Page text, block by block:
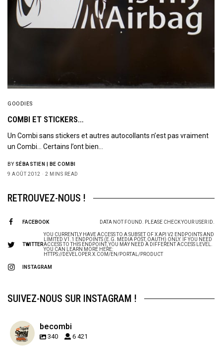
GOODIES
COMBI ET STICKERS…
Un Combi sans stickers et autres autocollants n’est pas vraiment
un Combi… Certains l’ont bien…
BY SÉBASTIEN | BE COMBI
9 AOÛT 2012
2 MINS READ
RETROUVEZ-NOUS !
FACEBOOK DATA NOT FOUND. PLEASE CHECK YOUR USER ID.
TWITTER
YOU CURRENTLY HAVE ACCESS TO A SUBSET OF X API V2 ENDPOINTS AND
LIMITED V1.1 ENDPOINTS (E.G. MEDIA POST, OAUTH) ONLY. IF YOU NEED
ACCESS TO THIS ENDPOINT, YOU MAY NEED A DIFFERENT ACCESS LEVEL.
YOU CAN LEARN MORE HERE:
HTTPS://DEVELOPER.X.COM/EN/PORTAL/PRODUCT
INSTAGRAM
SUIVEZ-NOUS SUR INSTAGRAM !
becombi
340 6 421